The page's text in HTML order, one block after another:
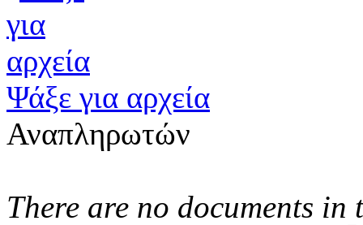
Ψάξε για αρχεία
Αναπληρωτών
There are no documents in